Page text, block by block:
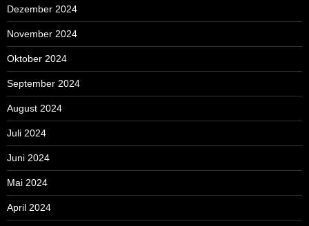
Dezember 2024
November 2024
Oktober 2024
September 2024
August 2024
Juli 2024
Juni 2024
Mai 2024
April 2024